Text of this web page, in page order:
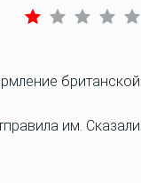
британской
им. Сказали